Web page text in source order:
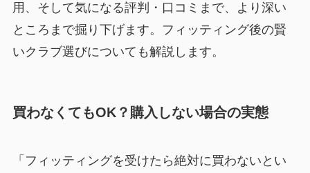
用、そして気になる評判・口コミまで、より深い
ところまで掘り下げます。フィッティング後の賢
いクラブ選びについても解説します。
買わなくてもOK？購入しない場合の実態
「フィッティングを受けたら絶対に買わないとい